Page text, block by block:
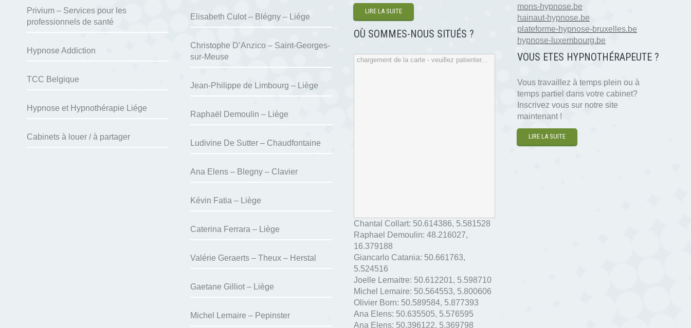
Privium – Services pour les
professionnels de santé
Hypnose Addiction
TCC Belgique
Hypnose et Hypnothérapie Liége
Cabinets à louer / à partager
Elisabeth Culot – Blégny – Liége
Christophe D’Anzico – Saint-Georges-
sur-Meuse
Jean-Philippe de Limbourg – Liège
Raphaël Demoulin – Liège
Ludivine De Sutter – Chaudfontaine
Ana Elens – Blegny – Clavier
Kévin Fatia – Liège
Caterina Ferrara – Liège
Valérie Geraerts – Theux – Herstal
Gaetane Gilliot – Liège
Michel Lemaire – Pepinster
LIRE LA SUITE
OÙ SOMMES-NOUS SITUÉS ?
chargement de la carte - veuillez patienter...
Chantal Collart: 50.614386, 5.581528
Raphael Demoulin: 48.216027,
16.379188
Giancarlo Catania: 50.661763,
5.524516
Joelle Lemaitre: 50.612201 , 5.598710
Michel Lemaire: 50.564553, 5.800606
Olivier Born: 50.589584, 5.877393
Ana Elens: 50.635505, 5.576595
Ana Elens: 50.396122, 5.369798
mons-hypnose.be
hainaut-hypnose.be
plateforme-hypnose-bruxelles.be
hypnose-luxembourg.be
VOUS ETES HYPNOTHÉRAPEUTE ?
Vous travaillez à temps plein ou à
temps partiel dans votre cabinet?
Inscrivez vous sur notre site
maintenant !
LIRE LA SUITE